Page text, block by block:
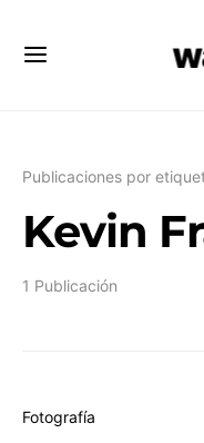
Publicaciones por
Kevin
1 Publicación
Fotografía